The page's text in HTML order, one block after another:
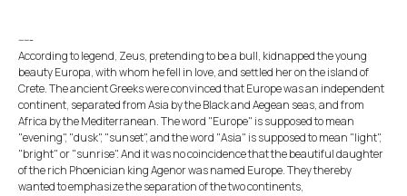
-----
According to legend, Zeus, pretending to be a bull, kidnapped the young
beauty Europa, with whom he fell in love, and settled her on the island of
Crete. The ancient Greeks were convinced that Europe was an independent
continent, separated from Asia by the Black and Aegean seas, and from
Africa by the Mediterranean. The word "Europe" is supposed to mean
"evening", "dusk", "sunset", and the word "Asia" is supposed to mean "light",
"bright" or "sunrise". And it was no coincidence that the beautiful daughter
of the rich Phoenician king Agenor was named Europe. They thereby
wanted to emphasize the separation of the two continents,